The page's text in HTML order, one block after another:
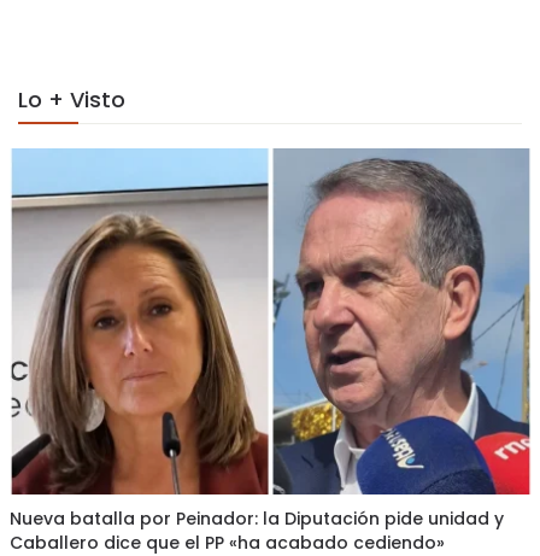
Lo + Visto
Nueva batalla por Peinador: la Diputación pide unidad y
Caballero dice que el PP «ha acabado cediendo»